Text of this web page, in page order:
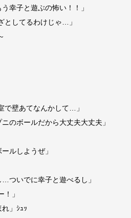
幸子と遊ぶの怖い！！」
としてるわけじゃ…」
で壁あてなんかして…」
のボールだから大丈夫大丈夫」
ルしようぜ」
ついでに幸子と遊べるし」
」
」ｼｭｯ